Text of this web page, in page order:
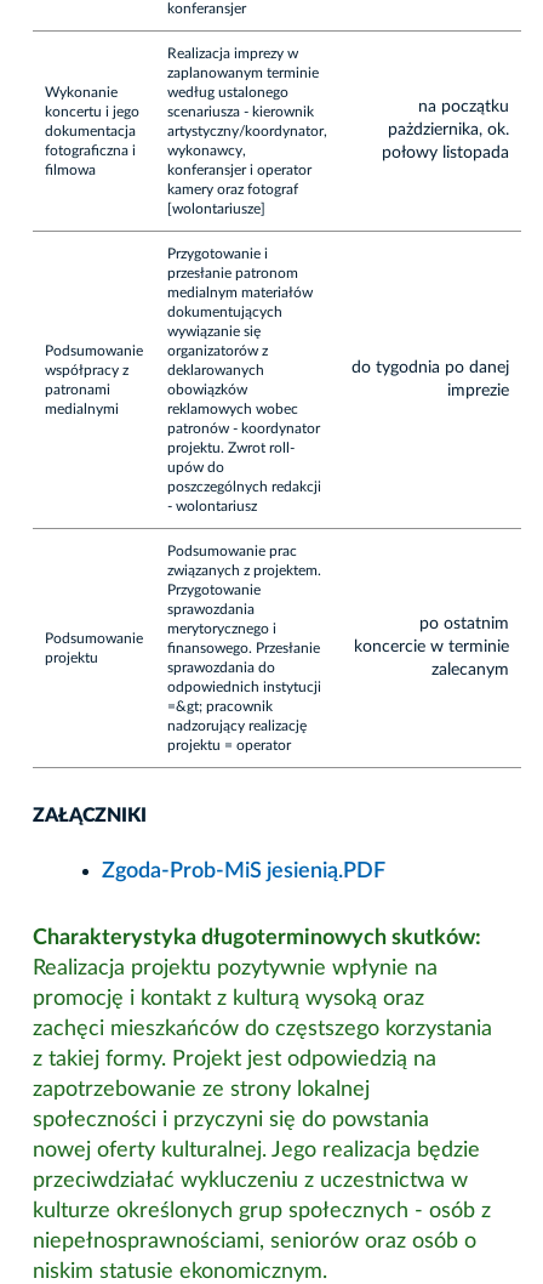
konferansjer
Wykonanie
koncertu i jego
dokumentacja
fotograficzna i
filmowa
Realizacja imprezy w
zaplanowanym terminie
według ustalonego
scenariusza - kierownik
artystyczny/koordynator,
wykonawcy,
konferansjer i operator
kamery oraz fotograf
[wolontariusze]
na początku
pażdziernika, ok.
połowy listopada
Podsumowanie
współpracy z
patronami
medialnymi
Przygotowanie i
przesłanie patronom
medialnym materiałów
dokumentujących
wywiązanie się
organizatorów z
deklarowanych
obowiązków
reklamowych wobec
patronów - koordynator
projektu. Zwrot roll-
upów do
poszczególnych redakcji
- wolontariusz
do tygodnia po danej
imprezie
Podsumowanie
projektu
Podsumowanie prac
związanych z projektem.
Przygotowanie
sprawozdania
merytorycznego i
finansowego. Przesłanie
sprawozdania do
odpowiednich instytucji
=&gt; pracownik
nadzorujący realizację
projektu = operator
po ostatnim
koncercie w terminie
zalecanym
ZAŁĄCZNIKI
Zgoda-Prob-MiS jesienią.PDF
Charakterystyka długoterminowych skutków:
Realizacja projektu pozytywnie wpłynie na
promocję i kontakt z kulturą wysoką oraz
zachęci mieszkańców do częstszego korzystania
z takiej formy. Projekt jest odpowiedzią na
zapotrzebowanie ze strony lokalnej
społeczności i przyczyni się do powstania
nowej oferty kulturalnej. Jego realizacja będzie
przeciwdziałać wykluczeniu z uczestnictwa w
kulturze określonych grup społecznych - osób z
niepełnosprawnościami, seniorów oraz osób o
niskim statusie ekonomicznym.